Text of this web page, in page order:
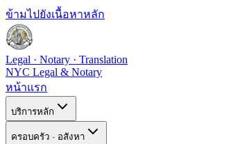
ข้ามไปยังเนื้อหาหลัก
Legal · Notary · Translation
NYC Legal & Notary
หน้าแรก
บริการหลัก
ครอบครัว · อสังหา